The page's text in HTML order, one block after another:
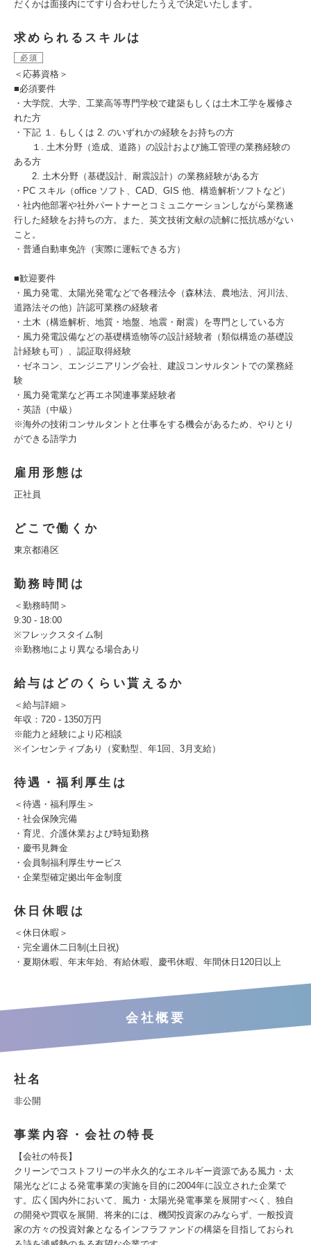
だくかは面接内にてすり合わせしたうえで決定いたします。
求められるスキルは
必須
＜応募資格＞
■必須要件
・大学院、大学、工業高等専門学校で建築もしくは土木工学を履修さ
れた方
・下記 １. もしくは 2. のいずれかの経験をお持ちの方
１. 土木分野（造成、道路）の設計および施工管理の業務経験の
ある方
2. 土木分野（基礎設計、耐震設計）の業務経験がある方
・PC スキル（office ソフト、CAD、GIS 他、構造解析ソフトなど）
・社内他部署や社外パートナーとコミュニケーションしながら業務遂
行した経験をお持ちの方。また、英文技術文献の読解に抵抗感がない
こと。
・普通自動車免許（実際に運転できる方）
■歓迎要件
・風力発電、太陽光発電などで各種法令（森林法、農地法、河川法、
道路法その他）許認可業務の経験者
・土木（構造解析、地質・地盤、地震・耐震）を専門としている方
・風力発電設備などの基礎構造物等の設計経験者（類似構造の基礎設
計経験も可）、認証取得経験
・ゼネコン、エンジニアリング会社、建設コンサルタントでの業務経
験
・風力発電業など再エネ関連事業経験者
・英語（中級）
※海外の技術コンサルタントと仕事をする機会があるため、やりとり
ができる語学力
雇用形態は
正社員
どこで働くか
東京都港区
勤務時間は
＜勤務時間＞
9:30 - 18:00
※フレックスタイム制
※勤務地により異なる場合あり
給与はどのくらい貰えるか
＜給与詳細＞
年収：720 - 1350万円
※能力と経験により応相談
※インセンティブあり（変動型、年1回、3月支給）
待遇・福利厚生は
＜待遇・福利厚生＞
・社会保険完備
・育児、介護休業および時短勤務
・慶弔見舞金
・会員制福利厚生サービス
・企業型確定拠出年金制度
休日休暇は
＜休日休暇＞
・完全週休二日制(土日祝)
・夏期休暇、年末年始、有給休暇、慶弔休暇、年間休日120日以上
会社概要
社名
非公開
事業内容・会社の特長
【会社の特長】
クリーンでコストフリーの半永久的なエネルギー資源である風力・太
陽光などによる発電事業の実施を目的に2004年に設立された企業で
す。広く国内外において、風力・太陽光発電事業を展開すべく、独自
の開発や買収を展開、将来的には、機関投資家のみならず、一般投資
家の方々の投資対象となるインフラファンドの構築を目指しておられ